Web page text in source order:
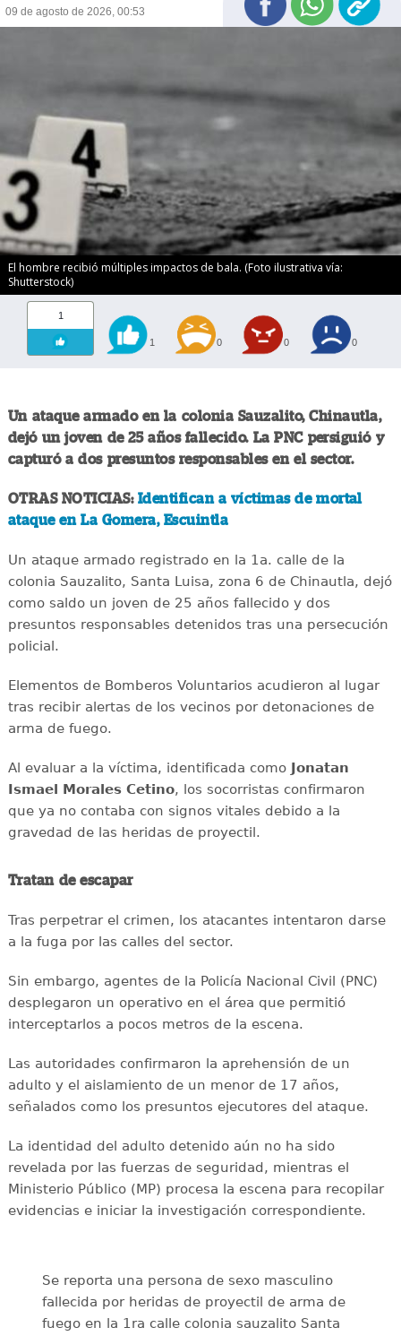
09 de agosto de 2026, 00:53
El hombre recibió múltiples impactos de bala. (Foto ilustrativa vía:
Shutterstock)
1
1 0 0 0
Un ataque armado en la colonia Sauzalito, Chinautla,
dejó un joven de 25 años fallecido. La PNC persiguió y
capturó a dos presuntos responsables en el sector.
OTRAS NOTICIAS:Identifican a víctimas de mortal
ataque en La Gomera, Escuintla
Un ataque armado registrado en la 1a. calle de la
colonia Sauzalito, Santa Luisa, zona 6 de Chinautla, dejó
como saldo un joven de 25 años fallecido y dos
presuntos responsables detenidos tras una persecución
policial.
Elementos de Bomberos Voluntarios acudieron al lugar
tras recibir alertas de los vecinos por detonaciones de
arma de fuego.
Al evaluar a la víctima, identificada como Jonatan
Ismael Morales Cetino, los socorristas confirmaron
que ya no contaba con signos vitales debido a la
gravedad de las heridas de proyectil.
Tratan de escapar
Tras perpetrar el crimen, los atacantes intentaron darse
a la fuga por las calles del sector.
Sin embargo, agentes de la Policía Nacional Civil (PNC)
desplegaron un operativo en el área que permitió
interceptarlos a pocos metros de la escena.
Las autoridades confirmaron la aprehensión de un
adulto y el aislamiento de un menor de 17 años,
señalados como los presuntos ejecutores del ataque.
La identidad del adulto detenido aún no ha sido
revelada por las fuerzas de seguridad, mientras el
Ministerio Público (MP) procesa la escena para recopilar
evidencias e iniciar la investigación correspondiente.
Se reporta una persona de sexo masculino
fallecida por heridas de proyectil de arma de
fuego en la 1ra calle colonia sauzalito Santa